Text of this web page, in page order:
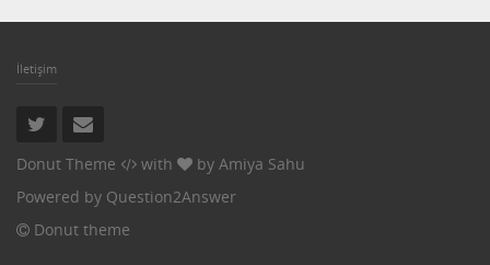
İletişim
Donut Theme with by Amiya Sahu
Powered by Question2Answer
Donut theme